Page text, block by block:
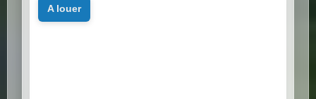
a louer